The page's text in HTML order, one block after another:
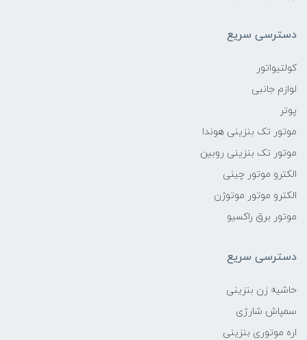
دسترسی سریع
کولتیواتور
لوازم جانبی
پوتر
موتور تک بنزینی هوندا
موتور تک بنزینی روبین
الکترو موتور چینی
الکترو موتور موتوژن
موتور برق راکسیو
دسترسی سریع
حاشیه زن بنزینی
سمپاش شارژی
اره موتوری بنزینی